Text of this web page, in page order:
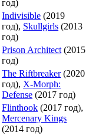
год)
Indivisible (2019
год), Skullgirls (2013
год)
Prison Architect (2015
год)
The Riftbreaker(2020
год), X-Morph:
Defense (2017 год)
Flinthook (2017 год),
Mercenary Kings
(2014 год)